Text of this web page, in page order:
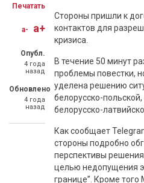
Печатать
a- a+
Опубл.
4 года
назад
Обновлено
4 года
назад
Стороны пришли к
контактов для
кризиса.
В течение 50 минут
проблемы повестки,
уделена решению
белорусско-
белорусско-
Как сообщает
стороны подробно
перспективы
целью недопущения
границе”. Кроме